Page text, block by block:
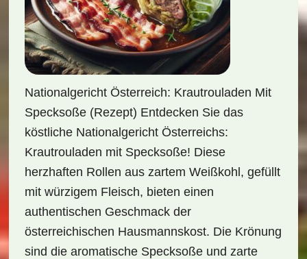
Nationalgericht Österreich: Krautrouladen Mit
Specksoße (Rezept) Entdecken Sie das
köstliche Nationalgericht Österreichs:
Krautrouladen mit Specksoße! Diese
herzhaften Rollen aus zartem Weißkohl, gefüllt
mit würzigem Fleisch, bieten einen
authentischen Geschmack der
österreichischen Hausmannskost. Die Krönung
sind die aromatische Specksoße und zarte